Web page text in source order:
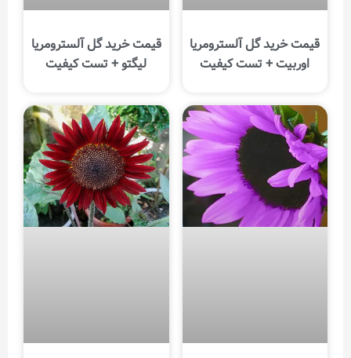
قیمت خرید گل آلسترومریا
اوربیت + تست کیفیت
قیمت خرید گل آلسترومریا
لیگتو + تست کیفیت